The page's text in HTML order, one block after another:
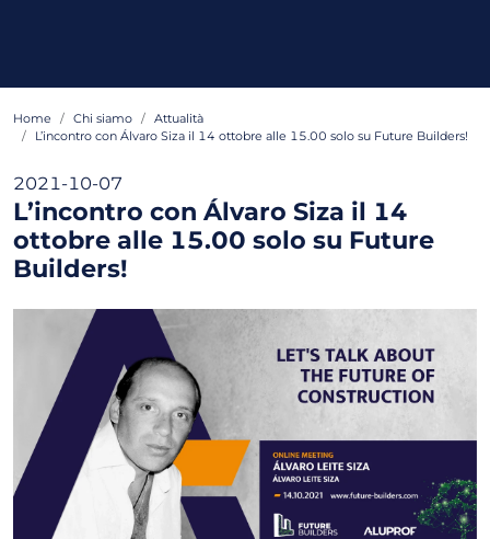
Home Chi siamo
Attualità
L’incontro con Álvaro Siza il 14 ottobre alle 15.00 solo su Future Builders!
2021-10-07
L’incontro con Álvaro Siza il 14
ottobre alle 15.00 solo su Future
Builders!